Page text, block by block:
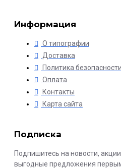
Информация
О типографии
Доставка
Политика безопасности
Оплата
Контакты
Карта сайта
Подписка
Подпишитесь на новости,
выгодные предложения